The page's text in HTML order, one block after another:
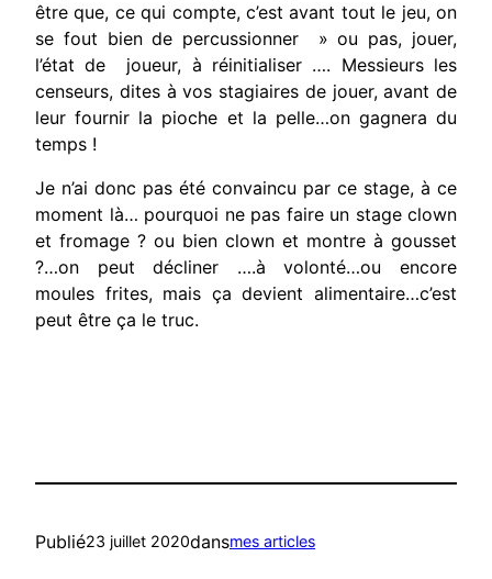
être que, ce qui compte, c’est avant tout le jeu, on
se fout bien de percussionner » ou pas, jouer,
l’état de joueur, à réinitialiser …. Messieurs les
censeurs, dites à vos stagiaires de jouer, avant de
leur fournir la pioche et la pelle…on gagnera du
temps !
Je n’ai donc pas été convaincu par ce stage, à ce
moment là… pourquoi ne pas faire un stage clown
et fromage ? ou bien clown et montre à gousset
?…on peut décliner ….à volonté…ou encore
moules frites, mais ça devient alimentaire…c’est
peut être ça le truc.
Publié23 juillet 2020dansmes articles